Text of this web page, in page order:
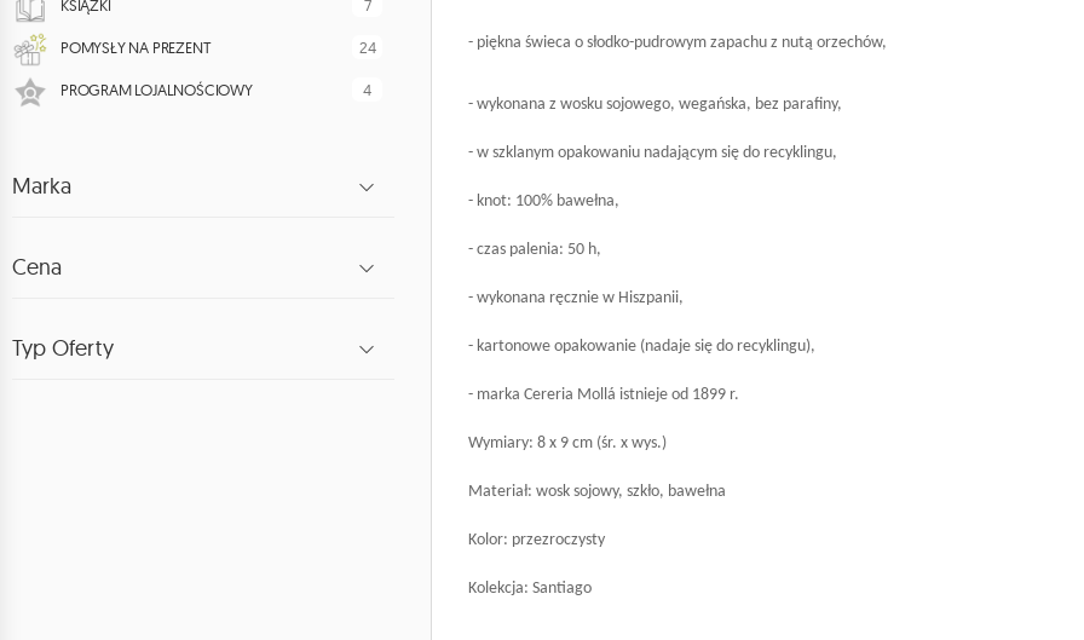
KSIĄŻKI 7
POMYSŁY NA PREZENT 24
PROGRAM LOJALNOŚCIOWY 4
Marka
Cena
Typ Oferty
- piękna świeca o słodko-pudrowym zapachu z nutą orzechów,
- wykonana z wosku sojowego, wegańska, bez parafiny,
- w szklanym opakowaniu nadającym się do recyklingu,
- knot: 100% bawełna,
- czas palenia: 50 h,
- wykonana ręcznie w Hiszpanii,
- kartonowe opakowanie (nadaje się do recyklingu),
- marka Cereria Mollá istnieje od 1899 r.
Wymiary: 8 x 9 cm (śr. x wys.)
Materiał: wosk sojowy, szkło, bawełna
Kolor: przezroczysty
Kolekcja: Santiago